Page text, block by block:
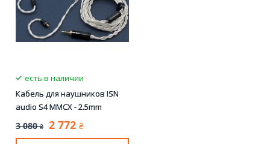
есть в наличии
Кабель для наушников ISN
audio S4 MMCX - 2.5mm
3 080 ₴ 2 772 ₴